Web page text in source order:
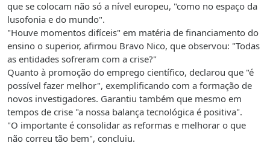
que se colocam não só a nível europeu, "como no espaço da
lusofonia e do mundo".
"Houve momentos difíceis" em matéria de financiamento do
ensino o superior, afirmou Bravo Nico, que observou: "Todas
as entidades sofreram com a crise?"
Quanto à promoção do emprego científico, declarou que "é
possível fazer melhor", exemplificando com a formação de
novos investigadores. Garantiu também que mesmo em
tempos de crise "a nossa balança tecnológica é positiva".
"O importante é consolidar as reformas e melhorar o que
não correu tão bem", concluiu.